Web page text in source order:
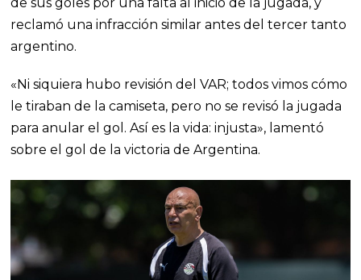
reclamó una infracción similar antes del tercer tanto
argentino.
«Ni siquiera hubo revisión del VAR; todos vimos cómo
le tiraban de la camiseta, pero no se revisó la jugada
para anular el gol. Así es la vida: injusta», lamentó
sobre el gol de la victoria de Argentina.